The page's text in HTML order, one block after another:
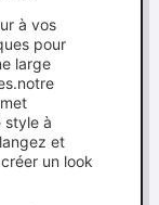
à vos
pour
large
style à
et
un look